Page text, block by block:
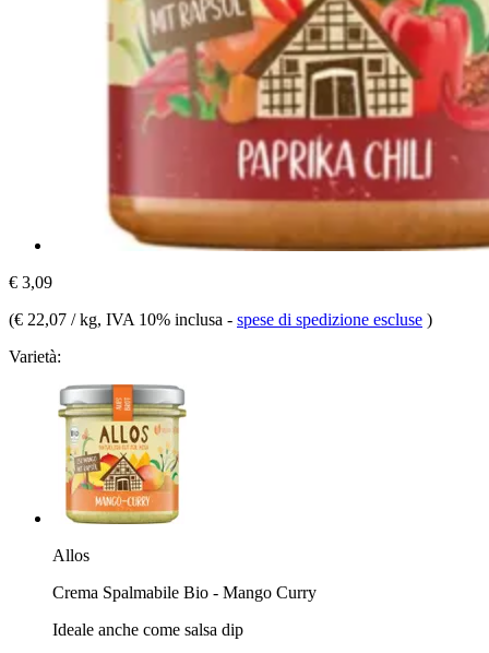
€ 3,09
(€ 22,07 / kg, IVA 10% inclusa - spese di spedizione escluse )
Varietà:
Allos
Crema Spalmabile Bio - Mango Curry
Ideale anche come salsa dip